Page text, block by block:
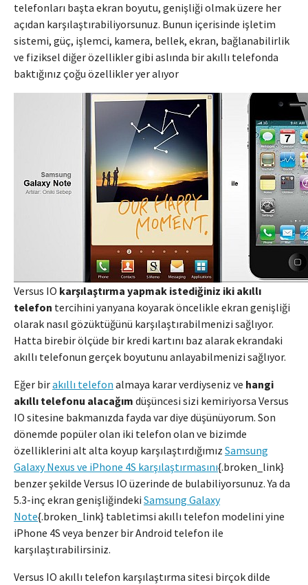
telefonları başta ekran boyutu, genişliği olmak üzere her
açıdan karşılaştırabiliyorsunuz. Bunun içerisinde işletim
sistemi, güç, işlemci, kamera, bellek, ekran, bağlanabilirlik
ve fiziksel diğer özellikler gibi aslında bir akıllı telefonda
baktığınız çoğu özellikler yer alıyor
Versus IO karşılaştırma yapmak istediğiniz iki akıllı
telefon tercihini yanyana koyarak öncelikle ekran genişliği
olarak nasıl gözüktüğünü karşılaştırabilmenizi sağlıyor.
Hatta birebir ölçüde bir kredi kartını baz alarak ekrandaki
akıllı telefonun gerçek boyutunu anlayabilmenizi sağlıyor.
Eğer birakıllı telefon almaya karar verdiyseniz ve hangi
akıllı telefonu alacağım düşüncesi sizi kemiriyorsa Versus
IO sitesine bakmanızda fayda var diye düşünüyorum. Son
dönemde popüler olan iki telefon olan ve bizimde
özelliklerini alt alta koyup karşılaştırdığımız Samsung
Galaxy Nexus ve iPhone 4S karşılaştırmasını{.broken_link}
benzer şekilde Versus IO üzerinde de bulabiliyorsunuz. Ya da
5.3-inç ekran genişliğindeki Samsung Galaxy
Note{.broken_link} tabletimsi akıllı telefon modelini yine
iPhone 4S veya benzer bir Android telefon ile
karşılaştırabilirsiniz.
Versus IO akıllı telefon karşılaştırma sitesi birçok dilde